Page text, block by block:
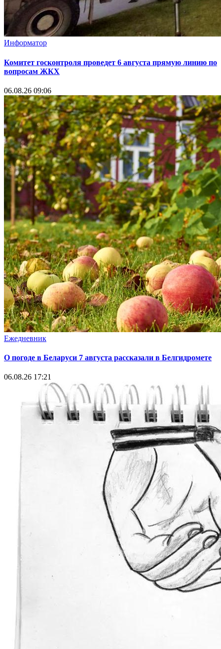
Информатор
Комитет госконтроля проведет 6 августа прямую линию по
вопросам ЖКХ
06.08.26 09:06
Ежедневник
О погоде в Беларуси 7 августа рассказали в Белгидромете
06.08.26 17:21